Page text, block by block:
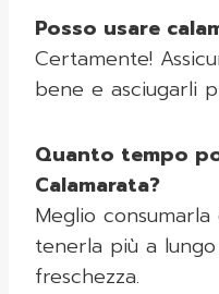
Posso usare
Certamente!
bene e asciugarli
Quanto tempo
Calamarata?
Meglio
tenerla più a
freschezza.